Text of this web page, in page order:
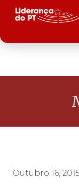
Outubro 16, 2015